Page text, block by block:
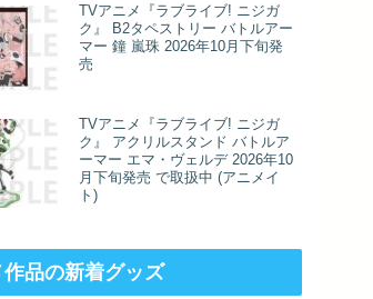
TVアニメ『ラブライブ! ニジガ
ク』 B2タペストリー バトルアー
マー 鐘 嵐珠 2026年10月下旬発
売
TVアニメ『ラブライブ! ニジガ
ク』 アクリルスタンド バトルア
ーマー エマ・ヴェルデ 2026年10
月下旬発売 で取扱中 (アニメイ
ト)
作品の新着グッズ